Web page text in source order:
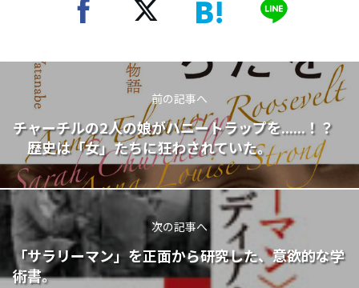
前の記事へ
チャーチルの2人の娘がハニートラップを......！？
歴史は「女」たちに狂わされていた。
次の記事へ
「サラリーマン」を正面から研究した、意欲的な学
術書。